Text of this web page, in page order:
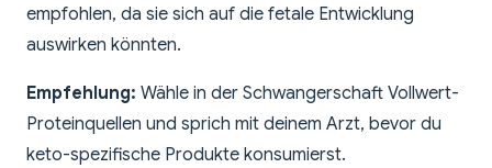
empfohlen, da sie sich auf die fetale Entwicklung
auswirken könnten.
Empfehlung: Wähle in der Schwangerschaft Vollwert-
Proteinquellen und sprich mit deinem Arzt, bevor du
keto-spezifische Produkte konsumierst.